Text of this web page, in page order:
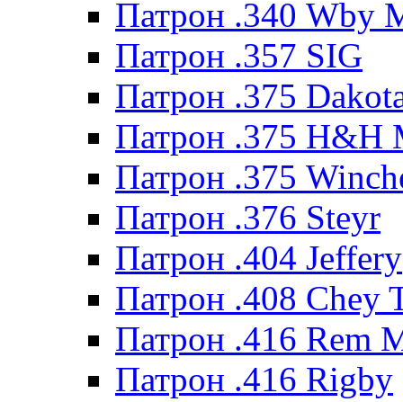
Патрон .340 Wby
Патрон .357 SIG
Патрон .375
Патрон .375 H&H
Патрон .375
Патрон .376 Steyr
Патрон .404 Jeffery
Патрон .408 Chey
Патрон .416 Rem
Патрон .416 Rigby